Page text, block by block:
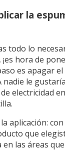
la
todo lo
hora de
es apagar el
nadie le
electricidad
aplicación:
que
las áreas